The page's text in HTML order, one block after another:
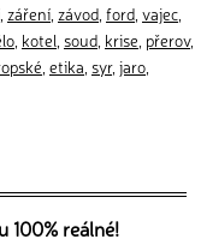
záření závod ford vajec
kotel soud krise přerov,
etika syr, jaro
100% reálné!